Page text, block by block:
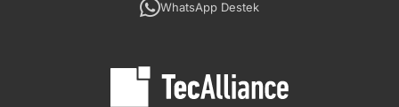
WhatsApp Destek